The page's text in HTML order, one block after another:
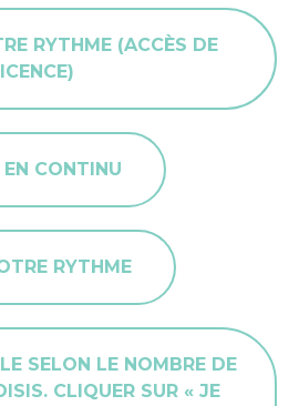
RYTHME (ACCÈS DE
EN CONTINU
RYTHME
SELON LE NOMBRE DE
CLIQUER SUR « JE